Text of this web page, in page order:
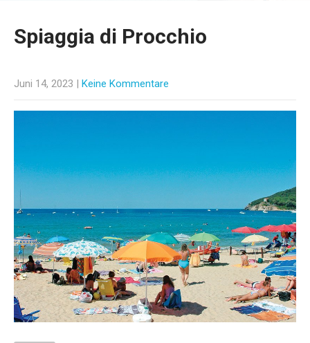
Spiaggia di Procchio
Juni 14, 2023 | Keine Kommentare